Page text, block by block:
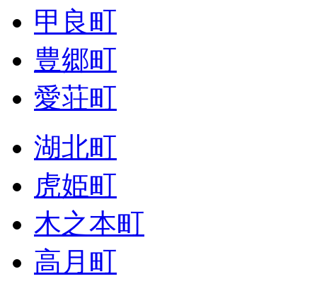
甲良町
豊郷町
愛荘町
湖北町
虎姫町
木之本町
高月町